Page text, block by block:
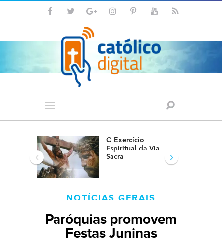
O Exercício
Espiritual da Via
Sacra
‹ ›
NOTÍCIAS GERAIS
Paróquias promovem
Festas Juninas